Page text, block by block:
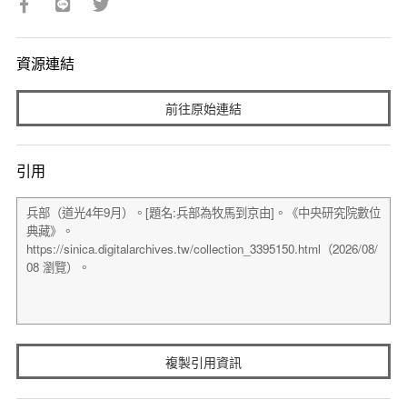
資源連結
前往原始連結
引用
複製引用資訊